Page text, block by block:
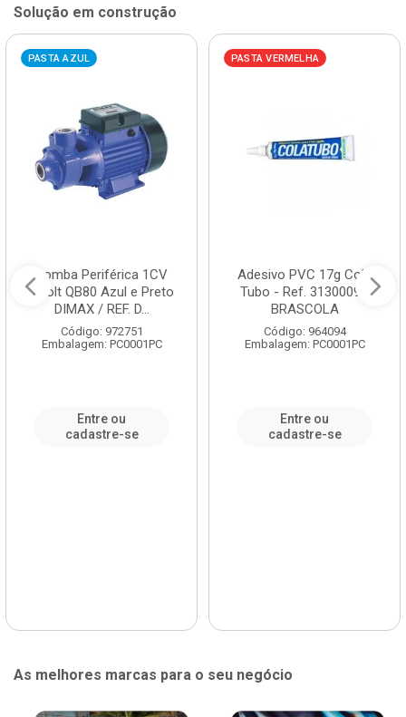
Solução em construção
PASTA AZUL
Bomba Periférica 1CV
Bivolt QB80 Azul e Preto
DIMAX / REF. D...
Código: 972751
Embalagem: PC0001PC
Entre ou
cadastre-se
PASTA VERMELHA
Adesivo PVC 17g Cola
Tubo - Ref. 3130009 -
BRASCOLA
Código: 964094
Embalagem: PC0001PC
Entre ou
cadastre-se
As melhores marcas para o seu negócio